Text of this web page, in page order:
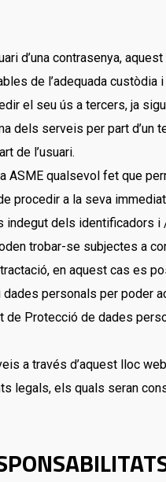
d’una contrasenya,
de l’adequada
el seu ús a tercers, ja
dels serveis per part d’un
de l’usuari.
ASME qualsevol fet que
procedir a la seva
indegut dels identificadors
trobar-se subjectes a
en aquest cas es
personals per
de Protecció de dades
a través d’aquest lloc
legals, els quals seran